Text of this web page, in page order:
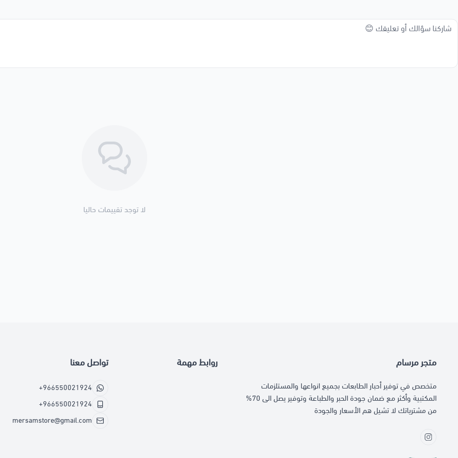
لا توجد تقييمات حاليا
متجر مرسام
متخصص في توفير أحبار الطابعات بجميع انواعها والمستلزمات
المكتبية وأكثر مع ضمان جودة الحبر والطباعة وتوفير يصل الى 70%
من مشترياتك لا تشيل هم الأسعار والجودة
روابط مهمة تواصل معنا
+966550021924
+966550021924
mersamstore@gmail.com